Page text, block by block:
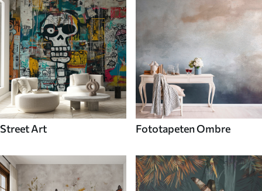
Street Art Fototapeten Ombre